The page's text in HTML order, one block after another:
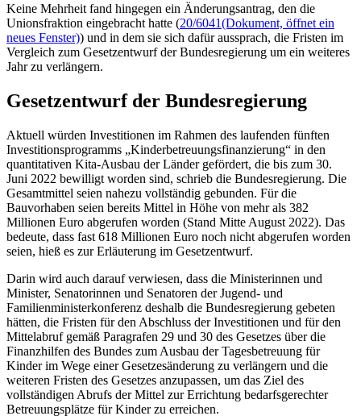
Keine Mehrheit fand hingegen ein Änderungsantrag, den die
Unionsfraktion eingebracht hatte (20/6041(Dokument, öffnet ein
neues Fenster)) und in dem sie sich dafür aussprach, die Fristen im
Vergleich zum Gesetzentwurf der Bundesregierung um ein weiteres
Jahr zu verlängern.
Gesetzentwurf der Bundesregierung
Aktuell würden Investitionen im Rahmen des laufenden fünften
Investitionsprogramms „Kinderbetreuungsfinanzierung“ in den
quantitativen Kita-Ausbau der Länder gefördert, die bis zum 30.
Juni 2022 bewilligt worden sind, schrieb die Bundesregierung. Die
Gesamtmittel seien nahezu vollständig gebunden. Für die
Bauvorhaben seien bereits Mittel in Höhe von mehr als 382
Millionen Euro abgerufen worden (Stand Mitte August 2022). Das
bedeute, dass fast 618 Millionen Euro noch nicht abgerufen worden
seien, hieß es zur Erläuterung im Gesetzentwurf.
Darin wird auch darauf verwiesen, dass die Ministerinnen und
Minister, Senatorinnen und Senatoren der Jugend- und
Familienministerkonferenz deshalb die Bundesregierung gebeten
hätten, die Fristen für den Abschluss der Investitionen und für den
Mittelabruf gemäß Paragrafen 29 und 30 des Gesetzes über die
Finanzhilfen des Bundes zum Ausbau der Tagesbetreuung für
Kinder im Wege einer Gesetzesänderung zu verlängern und die
weiteren Fristen des Gesetzes anzupassen, um das Ziel des
vollständigen Abrufs der Mittel zur Errichtung bedarfsgerechter
Betreuungsplätze für Kinder zu erreichen.